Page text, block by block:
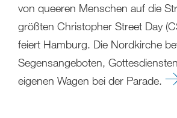
von queeren Menschen auf die
größten Christopher Street Day
feiert Hamburg. Die Nordkirche
Segensangeboten,
eigenen Wagen bei der Parade.